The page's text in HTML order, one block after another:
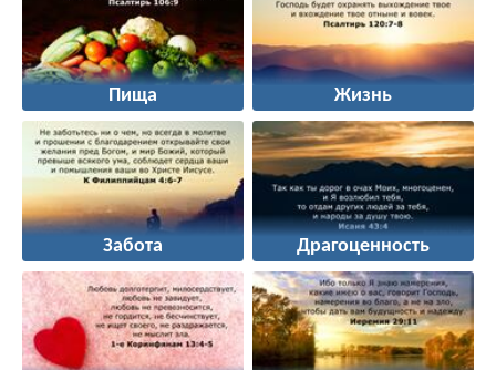
Пища Жизнь
Забота Драгоценность